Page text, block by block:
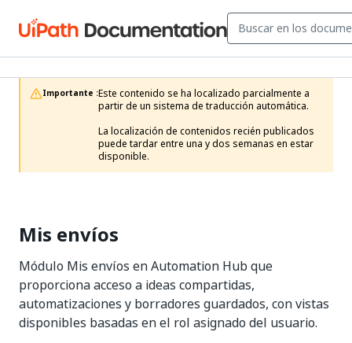
Importante :Este contenido se ha localizado parcialmente a
partir de un sistema de traducción automática.
La localización de contenidos recién publicados
puede tardar entre una y dos semanas en estar
disponible.
Mis envíos
Módulo Mis envíos en Automation Hub que
proporciona acceso a ideas compartidas,
automatizaciones y borradores guardados, con vistas
disponibles basadas en el rol asignado del usuario.